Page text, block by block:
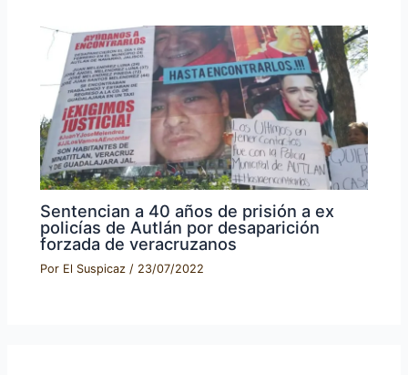
Sentencian a 40 años de prisión a ex
policías de Autlán por desaparición
forzada de veracruzanos
Por El Suspicaz/ 23/07/2022